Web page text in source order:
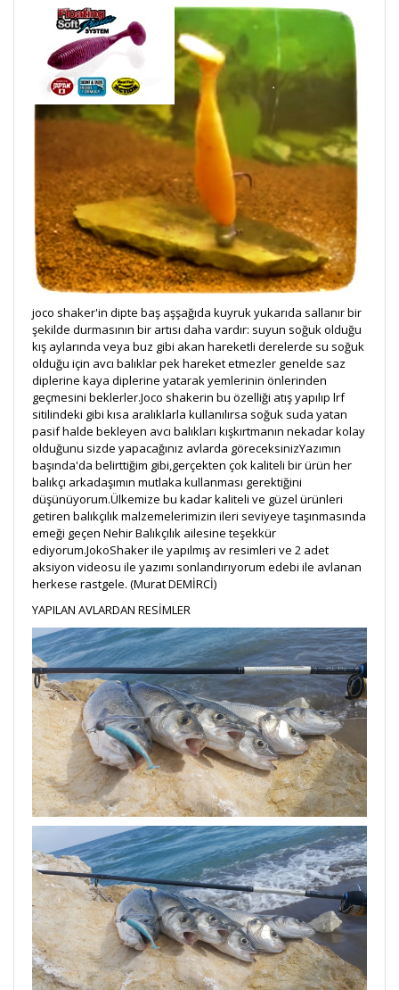
joco shaker'in dipte baş aşşağıda kuyruk yukarıda sallanır bir
şekilde durmasının bir artısı daha vardır: suyun soğuk olduğu
kış aylarında veya buz gibi akan hareketli derelerde su soğuk
olduğu için avcı balıklar pek hareket etmezler genelde saz
diplerine kaya diplerine yatarak yemlerinin önlerinden
geçmesini beklerler.Joco shakerin bu özelliği atış yapılıp lrf
sitilindeki gibi kısa aralıklarla kullanılırsa soğuk suda yatan
pasif halde bekleyen avcı balıkları kışkırtmanın nekadar kolay
olduğunu sizde yapacağınız avlarda göreceksinizYazımın
başında'da belirttiğim gibi,gerçekten çok kaliteli bir ürün her
balıkçı arkadaşımın mutlaka kullanması gerektiğini
düşünüyorum.Ülkemize bu kadar kaliteli ve güzel ürünleri
getiren balıkçılık malzemelerimizin ileri seviyeye taşınmasında
emeği geçen Nehir Balıkçılık ailesine teşekkür
ediyorum.JokoShaker ile yapılmış av resimleri ve 2 adet
aksiyon videosu ile yazımı sonlandırıyorum edebi ile avlanan
herkese rastgele. (Murat DEMİRCİ)
YAPILAN AVLARDAN RESİMLER